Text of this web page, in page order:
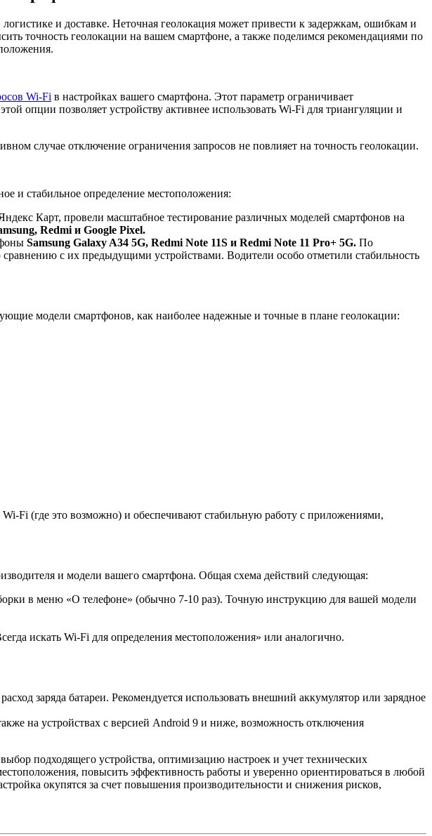
и доставке. Неточная геолокация может привести к задержкам, ошибкам и
точность геолокации на вашем смартфоне, а также поделимся рекомендациями по
Wi-Fi в настройках вашего смартфона. Этот параметр ограничивает
опции позволяет устройству активнее использовать Wi-Fi для триангуляции и
случае отключение ограничения запросов не повлияет на точность геолокации.
и стабильное определение местоположения:
Карт, провели масштабное тестирование различных моделей смартфонов на
Redmi и Google Pixel.
Samsung Galaxy A34 5G, Redmi Note 11S и Redmi Note 11 Pro+ 5G. По
с их предыдущими устройствами. Водители особо отметили стабильность
модели смартфонов, как наиболее надежные и точные в плане геолокации:
Fi (где это возможно) и обеспечивают стабильную работу с приложениями,
и модели вашего смартфона. Общая схема действий следующая:
в меню «О телефоне» (обычно 7-10 раз). Точную инструкцию для вашей модели
искать Wi-Fi для определения местоположения» или аналогично.
заряда батареи. Рекомендуется использовать внешний аккумулятор или зарядное
на устройствах с версией Android 9 и ниже, возможность отключения
подходящего устройства, оптимизацию настроек и учет технических
повысить эффективность работы и уверенно ориентироваться в любой
окупятся за счет повышения производительности и снижения рисков,